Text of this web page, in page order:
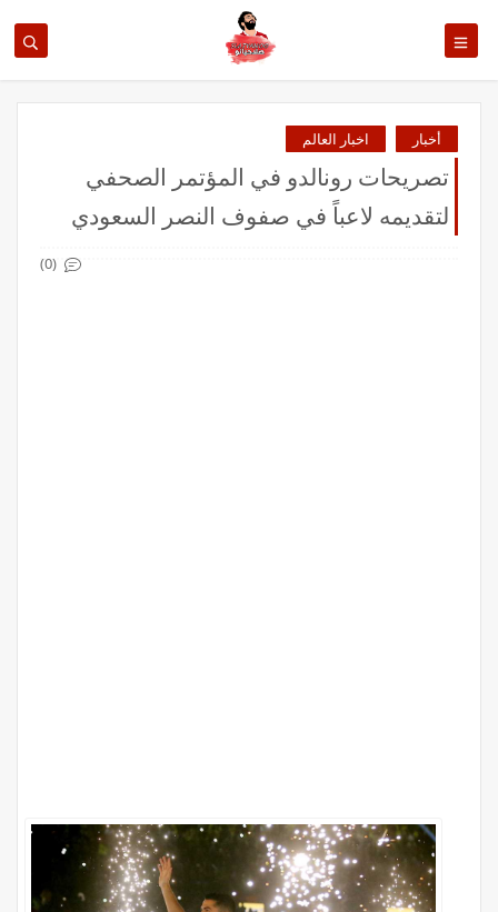
أخبار اخبار العالم
تصريحات رونالدو في المؤتمر الصحفي
لتقديمه لاعباً في صفوف النصر السعودي
(0)